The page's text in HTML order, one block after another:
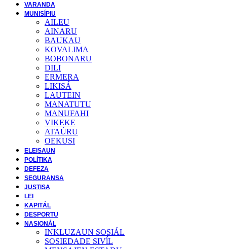
VARANDA
MUNISÍPIU
AILEU
AINARU
BAUKAU
KOVALIMA
BOBONARU
DILI
ERMERA
LIKISÁ
LAUTEIN
MANATUTU
MANUFAHI
VIKEKE
ATAÚRU
OEKUSI
ELEISAUN
POLÍTIKA
DEFEZA
SEGURANSA
JUSTISA
LEI
KAPITÁL
DESPORTU
NASIONÁL
INKLUZAUN SOSIÁL
SOSIEDADE SIVĺL